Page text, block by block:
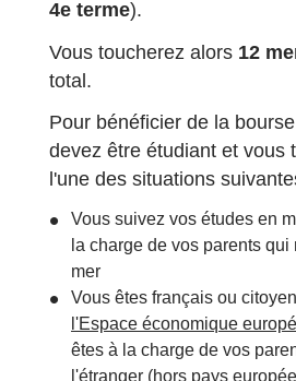
4e terme).
Vous toucherez alors 12
total.
Pour bénéficier de la
devez être étudiant et vous
l'une des situations
Vous suivez vos études en
la charge de vos parents
mer
Vous êtes français ou
l'Espace économique
êtes à la charge de vos
l'étranger (hors pays